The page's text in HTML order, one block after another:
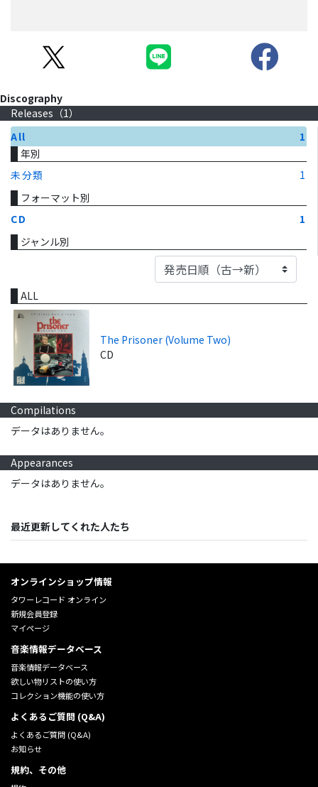
Discography
Releases（1）
All
1
年別
未分類
1
フォーマット別
CD
1
ジャンル別
ALL
The Prisoner (Volume Two)
CD
Compilations
データはありません。
Appearances
データはありません。
最近更新してくれた人たち
オンラインショップ情報
タワーレコード オンライン
新規会員登録
マイページ
音楽情報データベース
音楽情報データベース
欲しい物リストの使い方
コレクション機能の使い方
よくあるご質問 (Q&A)
よくあるご質問 (Q&A)
お知らせ
規約、その他